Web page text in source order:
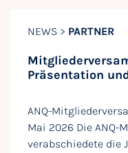
NEWS > PARTNER
Präsentation
ANQ-
Mai 2026 Die
verabschiedete die